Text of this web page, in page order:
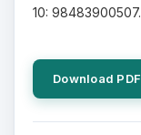
10: 98483900507.
Download PDF